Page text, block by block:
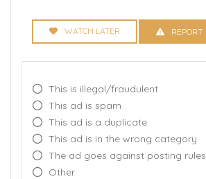
WATCH LATER REPORT
This is illegal/fraudulent
This ad is spam
This ad is a duplicate
This ad is in the wrong category
The ad goes against posting rules
Other